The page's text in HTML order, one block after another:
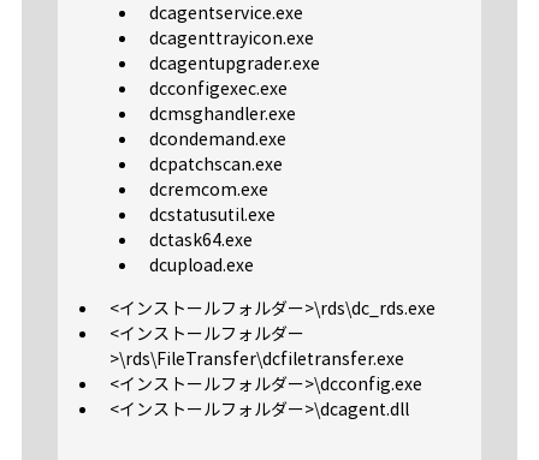
dcagentservice.exe
dcagenttrayicon.exe
dcagentupgrader.exe
dcconfigexec.exe
dcmsghandler.exe
dcondemand.exe
dcpatchscan.exe
dcremcom.exe
dcstatusutil.exe
dctask64.exe
dcupload.exe
<インストールフォルダー>\rds\dc_rds.exe
<インストールフォルダー
>\rds\FileTransfer\dcfiletransfer.exe
<インストールフォルダー>\dcconfig.exe
<インストールフォルダー>\dcagent.dll